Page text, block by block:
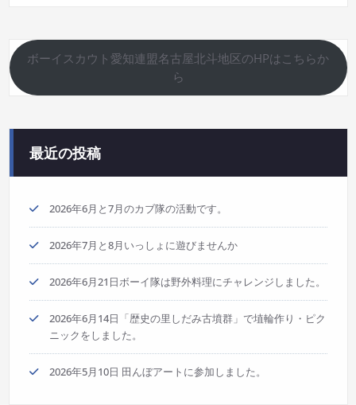
ボーイスカウト愛知連盟名古屋北斗地区のHPはこちらか
ら
最近の投稿
2026年6月と7月のカブ隊の活動です。
2026年7月と8月いっしょに遊びませんか
2026年6月21日ボーイ隊は野外料理にチャレンジしました。
2026年6月14日「歴史の里しだみ古墳群」で埴輪作り・ピク
ニックをしました。
2026年5月10日 田んぼアートに参加しました。